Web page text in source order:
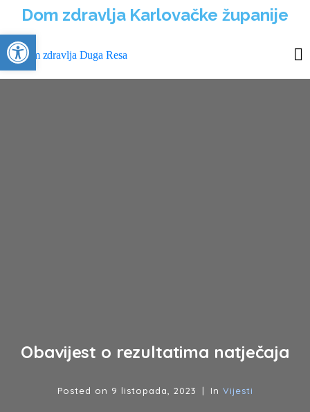
Open toolbar
Dom zdravlja Karlovačke županije
Obavijest o rezultatima natječaja
Posted on 9 listopada, 2023 In Vijesti